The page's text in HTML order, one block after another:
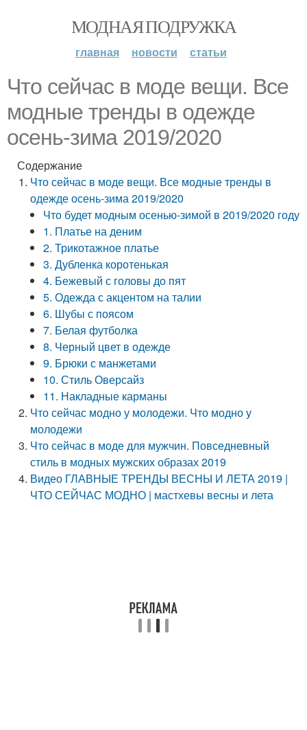
МОДНАЯ ПОДРУЖКА
главная новости статьи
Что сейчас в моде вещи. Все
модные тренды в одежде
осень-зима 2019/2020
Содержание
Что сейчас в моде вещи. Все модные тренды в
одежде осень-зима 2019/2020
Что будет модным осенью-зимой в 2019/2020 году
1. Платье на деним
2. Трикотажное платье
3. Дубленка коротенькая
4. Бежевый с головы до пят
5. Одежда с акцентом на талии
6. Шубы с поясом
7. Белая футболка
8. Черный цвет в одежде
9. Брюки с манжетами
10. Стиль Оверсайз
11. Накладные карманы
Что сейчас модно у молодежи. Что модно у
молодежи
Что сейчас в моде для мужчин. Повседневный
стиль в модных мужских образах 2019
Видео ГЛАВНЫЕ ТРЕНДЫ ВЕСНЫ И ЛЕТА 2019 |
ЧТО СЕЙЧАС МОДНО | мастхевы весны и лета